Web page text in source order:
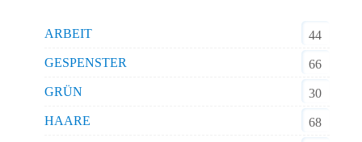
ARBEIT
44
GESPENSTER
66
GRÜN
30
HAARE
68